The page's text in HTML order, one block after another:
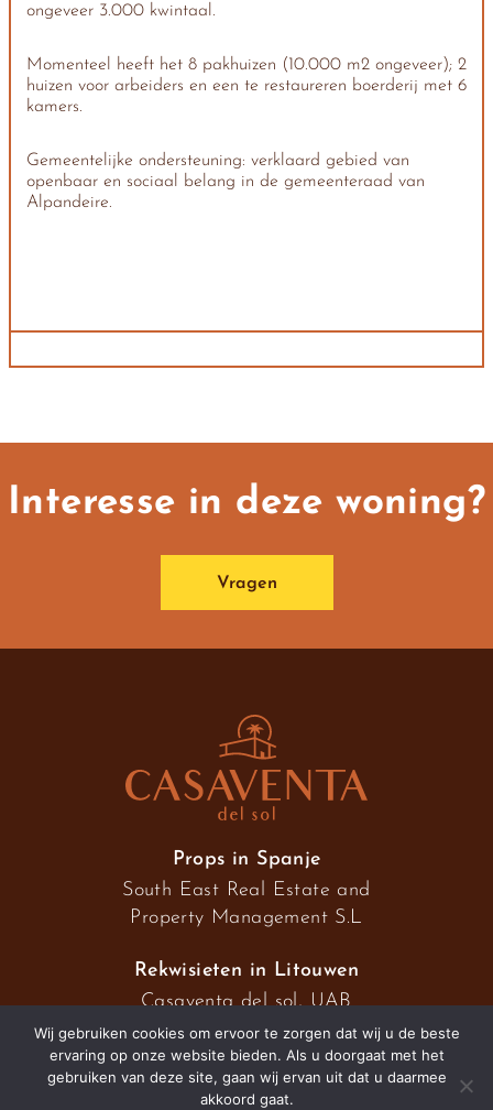
ongeveer 3.000 kwintaal.
Momenteel heeft het 8 pakhuizen (10.000 m2 ongeveer); 2
huizen voor arbeiders en een te restaureren boerderij met 6
kamers.
Gemeentelijke ondersteuning: verklaard gebied van
openbaar en sociaal belang in de gemeenteraad van
Alpandeire.
Interesse in deze woning?
Vragen
Props in Spanje
South East Real Estate and
Property Management S.L
Rekwisieten in Litouwen
Casaventa del sol, UAB
2026 © Casaventa del sol
Wij gebruiken cookies om ervoor te zorgen dat wij u de beste
ervaring op onze website bieden. Als u doorgaat met het
gebruiken van deze site, gaan wij ervan uit dat u daarmee
akkoord gaat.